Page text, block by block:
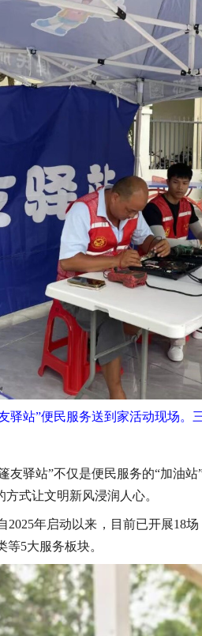
驿站”便民服务送到家活动现场。
友驿站”不仅是便民服务的“加油
式让文明新风浸润人心。
2025年启动以来，目前已开展18
5大服务板块。